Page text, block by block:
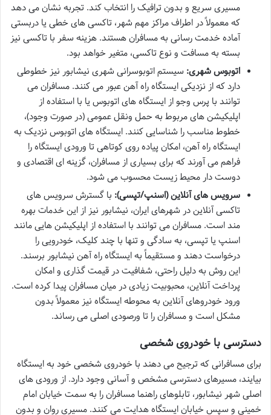
مسیری سریع و بدون ترافیک را انتخاب کند. تجربه نشان می دهد
که معمولاً در اطراف مراکز مهم شهر، تاکسی های خطی یا دربستی
آماده خدمت رسانی به مسافران هستند. هزینه سفر با تاکسی نیز
بسته به مسافت و نوع تاکسی، متغیر خواهد بود.
اتوبوس شهری: سیستم اتوبوسرانی شهری نیشابور نیز خطوطی
دارد که از نزدیکی ایستگاه راه آهن عبور می کنند. مسافران می
توانند با پرس وجو از ایستگاه های اتوبوس یا با استفاده از
اپلیکیشن های مربوط به حمل ونقل عمومی (در صورت وجود)،
خطوط مناسب را شناسایی کنند. ایستگاه های اتوبوس نزدیک به
ایستگاه راه آهن، امکان پیاده روی کوتاهی تا ورودی ایستگاه را
فراهم می آورند که برای بسیاری از مسافران، گزینه ای اقتصادی و
دوست دار محیط زیست محسوب می شود.
سرویس های آنلاین (اسنپ/تپسی): با گسترش سرویس های
تاکسی آنلاین در شهرهای ایران، نیشابور نیز از این خدمات بهره
مند است. مسافران می توانند با استفاده از اپلیکیشن هایی مانند
اسنپ یا تپسی، به سادگی و تنها با چند کلیک، خودرویی را
درخواست دهند و مستقیماً به ایستگاه راه آهن نیشابور برسند.
این روش به دلیل راحتی، شفافیت در قیمت گذاری و امکان
پرداخت آنلاین، محبوبیت زیادی در میان مسافران پیدا کرده است.
ورود خودروهای آنلاین به محوطه ایستگاه نیز معمولاً بدون
مشکل است و مسافران را تا ورصودی اصلی می رساند.
دسترسی با خودروی شخصی
برای مسافرانی که ترجیح می دهند با خودروی شخصی خود به ایستگاه
بیایند، مسیرهای دسترسی مشخص و آسانی وجود دارد. از ورودی های
اصلی شهر نیشابور، تابلوهای راهنما مسافران را به سمت خیابان امام
خمینی و سپس خیابان ایستگاه هدایت می کنند. مسیری روان و بدون